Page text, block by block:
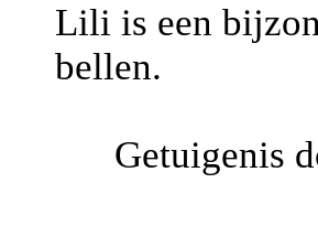
Lili is een
bellen.
Getuigenis